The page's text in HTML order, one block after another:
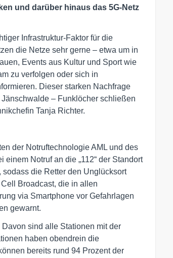
und darüber hinaus das 5G-Netz
Infrastruktur-Faktor für die
die Netze sehr gerne – etwa um in
Events aus Kultur und Sport wie
zu verfolgen oder sich in
Dieser starken Nachfrage
– Funklöcher schließen
Tanja Richter.
der Notruftechnologie AML und des
Notruf an die „112“ der Standort
die Retter den Unglücksort
Broadcast, die in allen
via Smartphone vor Gefahrlagen
gewarnt.
sind alle Stationen mit der
haben obendrein die
bereits rund 94 Prozent der